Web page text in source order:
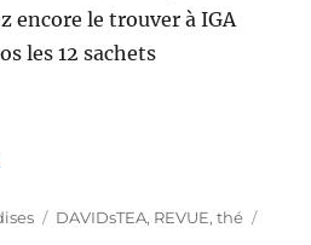
encore le trouver à IGA
les 12 sachets
Étiquettes
DAVIDsTEA, REVUE,thé